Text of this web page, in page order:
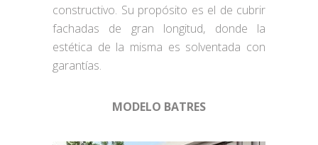
constructivo. Su propósito es el de cubrir
fachadas de gran longitud, donde la
estética de la misma es solventada con
garantías.
MODELO BATRES